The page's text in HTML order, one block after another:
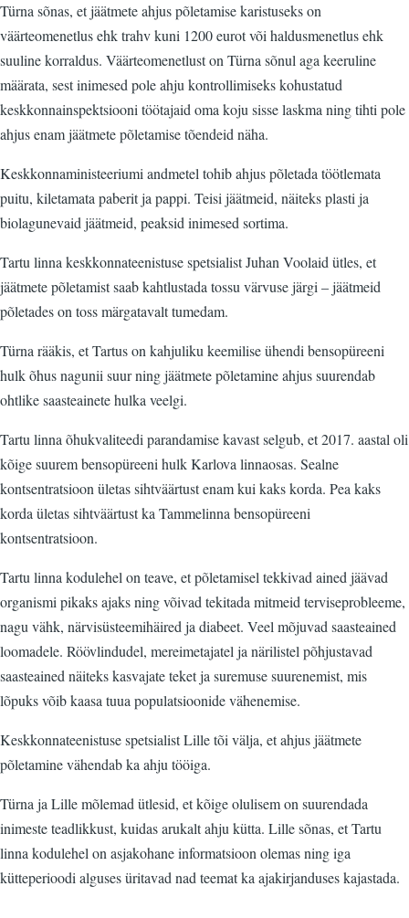
Türna sõnas, et jäätmete ahjus põletamise karistuseks on
väärteomenetlus ehk trahv kuni 1200 eurot või haldusmenetlus ehk
suuline korraldus. Väärteomenetlust on Türna sõnul aga keeruline
määrata, sest inimesed pole ahju kontrollimiseks kohustatud
keskkonnainspektsiooni töötajaid oma koju sisse laskma ning tihti pole
ahjus enam jäätmete põletamise tõendeid näha.
Keskkonnaministeeriumi andmetel tohib ahjus põletada töötlemata
puitu, kiletamata paberit ja pappi. Teisi jäätmeid, näiteks plasti ja
biolagunevaid jäätmeid, peaksid inimesed sortima.
Tartu linna keskkonnateenistuse spetsialist Juhan Voolaid ütles, et
jäätmete põletamist saab kahtlustada tossu värvuse järgi – jäätmeid
põletades on toss märgatavalt tumedam.
Türna rääkis, et Tartus on kahjuliku keemilise ühendi bensopüreeni
hulk õhus nagunii suur ning jäätmete põletamine ahjus suurendab
ohtlike saasteainete hulka veelgi.
Tartu linna õhukvaliteedi parandamise kavast selgub, et 2017. aastal oli
kõige suurem bensopüreeni hulk Karlova linnaosas. Sealne
kontsentratsioon ületas sihtväärtust enam kui kaks korda. Pea kaks
korda ületas sihtväärtust ka Tammelinna bensopüreeni
kontsentratsioon.
Tartu linna kodulehel on teave, et põletamisel tekkivad ained jäävad
organismi pikaks ajaks ning võivad tekitada mitmeid terviseprobleeme,
nagu vähk, närvisüsteemihäired ja diabeet. Veel mõjuvad saasteained
loomadele. Röövlindudel, mereimetajatel ja närilistel põhjustavad
saasteained näiteks kasvajate teket ja suremuse suurenemist, mis
lõpuks võib kaasa tuua populatsioonide vähenemise.
Keskkonnateenistuse spetsialist Lille tõi välja, et ahjus jäätmete
põletamine vähendab ka ahju tööiga.
Türna ja Lille mõlemad ütlesid, et kõige olulisem on suurendada
inimeste teadlikkust, kuidas arukalt ahju kütta. Lille sõnas, et Tartu
linna kodulehel on asjakohane informatsioon olemas ning iga
kütteperioodi alguses üritavad nad teemat ka ajakirjanduses kajastada.